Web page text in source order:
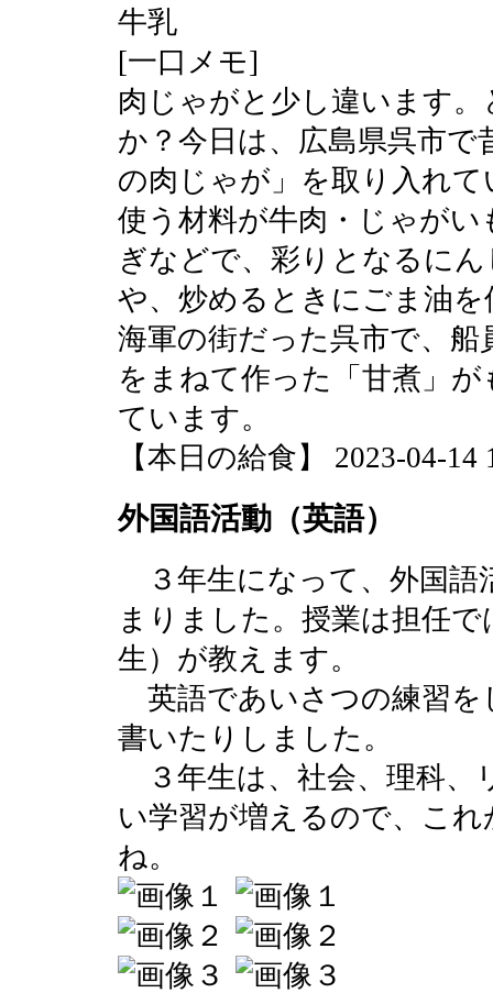
牛乳
[一口メモ]
肉じゃがと少し違います
か？今日は、広島県呉市
の肉じゃが」を取り入れ
使う材料が牛肉・じゃが
ぎなどで、彩りとなるに
や、炒めるときにごま油
海軍の街だった呉市で、
をまねて作った「甘煮」
ています。
【本日の給食】 2023-04-14
外国語活動（英語）
３年生になって、外国語
まりました。授業は担任
生）が教えます。
英語であいさつの練習を
書いたりしました。
３年生は、社会、理科、
い学習が増えるので、こ
ね。